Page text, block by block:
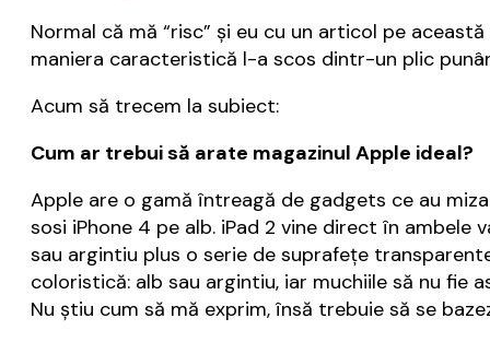
Normal că mă “risc” şi eu cu un articol pe
maniera caracteristică l-a scos dintr-un plic
Acum să trecem la subiect:
Cum ar trebui să arate magazinul Apple ideal?
Apple are o gamă întreagă de gadgets ce au
sosi iPhone 4 pe alb. iPad 2 vine direct în
sau argintiu plus o serie de suprafeţe
coloristică: alb sau argintiu, iar muchiile să nu fie
Nu ştiu cum să mă exprim, însă trebuie să se